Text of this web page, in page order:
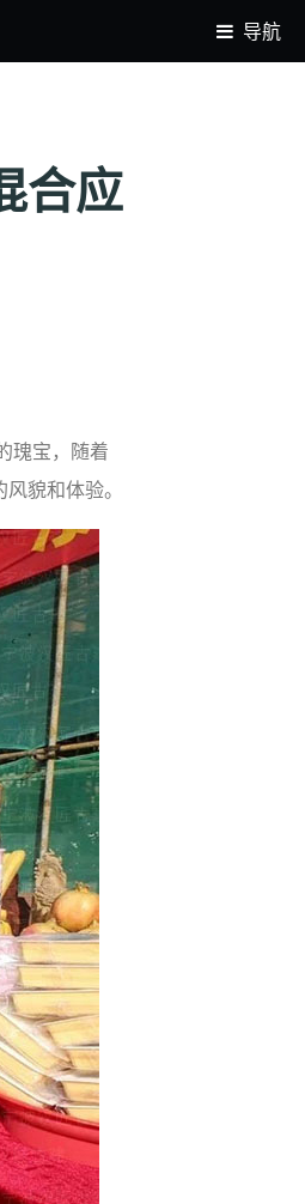
导航
合应
瑰宝，随着
貌和体验。